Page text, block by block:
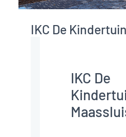
IKC De
IKC De